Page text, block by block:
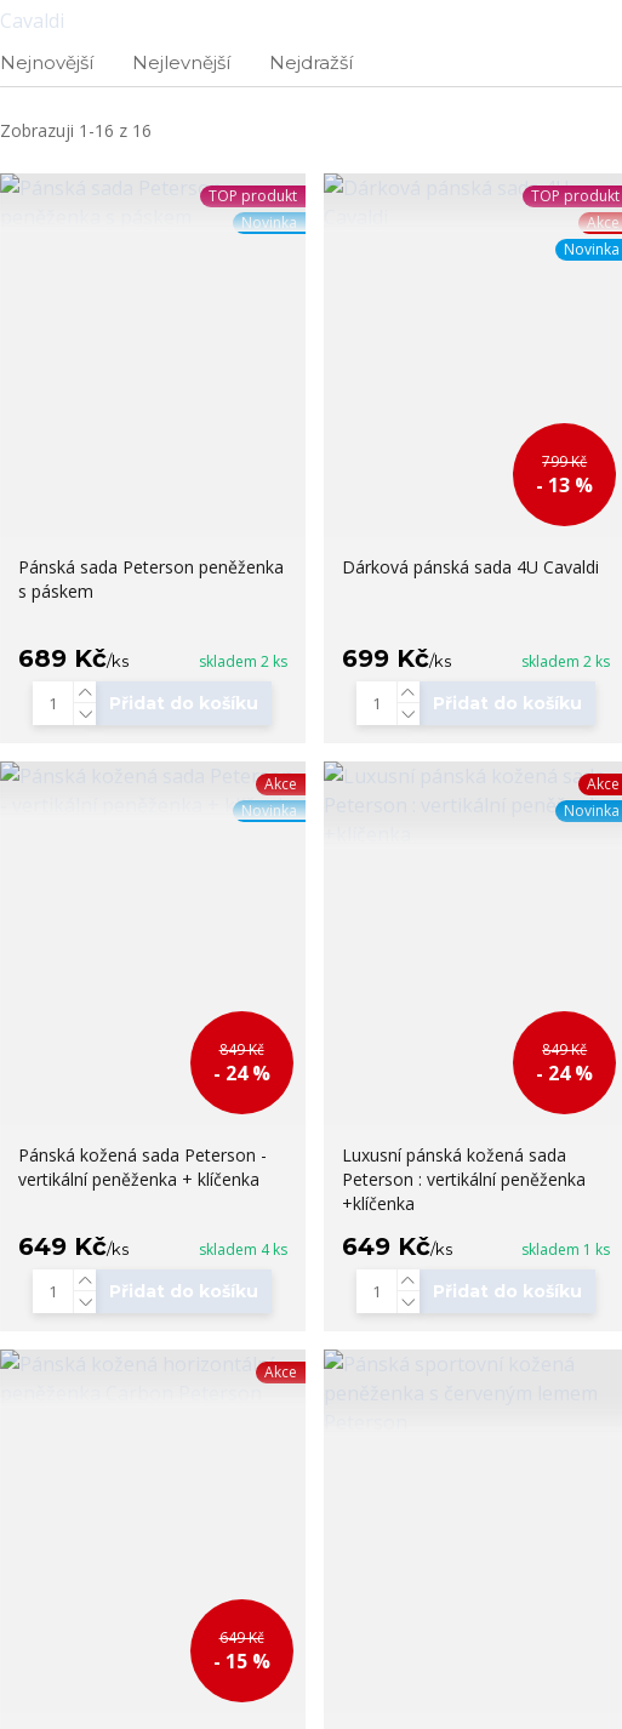
Nejnovější Nejlevnější Nejdražší
Zobrazuji 1-16 z 16
TOP produkt
Novinka
Pánská sada Peterson peněženka
s páskem
689 Kč/ks skladem 2 ks
Přidat do košíku
TOP produkt
Akce
Novinka
799 Kč
- 13 %
Dárková pánská sada 4U Cavaldi
699 Kč/ks skladem 2 ks
Přidat do košíku
Akce
Novinka
849 Kč
- 24 %
Pánská kožená sada Peterson -
vertikální peněženka + klíčenka
649 Kč/ks skladem 4 ks
Přidat do košíku
Akce
Novinka
849 Kč
- 24 %
Luxusní pánská kožená sada
Peterson : vertikální peněženka
+klíčenka
649 Kč/ks skladem 1 ks
Přidat do košíku
Akce
649 Kč
- 15 %